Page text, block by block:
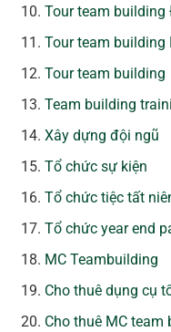
Tour team
Tour team building
Tour team building
Team building
Xây dựng đội ngũ
Tổ chức sự kiện
Tổ chức tiệc tất
Tổ chức year end
MC Teambuilding
Cho thuê dụng cụ
Cho thuê MC team